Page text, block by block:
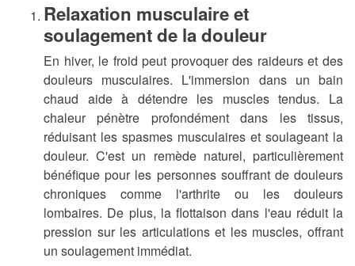
Relaxation musculaire et
soulagement de la douleur
En hiver, le froid peut provoquer des raideurs et des
douleurs musculaires. L'immersion dans un bain
chaud aide à détendre les muscles tendus. La
chaleur pénètre profondément dans les tissus,
réduisant les spasmes musculaires et soulageant la
douleur. C'est un remède naturel, particulièrement
bénéfique pour les personnes souffrant de douleurs
chroniques comme l'arthrite ou les douleurs
lombaires. De plus, la flottaison dans l'eau réduit la
pression sur les articulations et les muscles, offrant
un soulagement immédiat.